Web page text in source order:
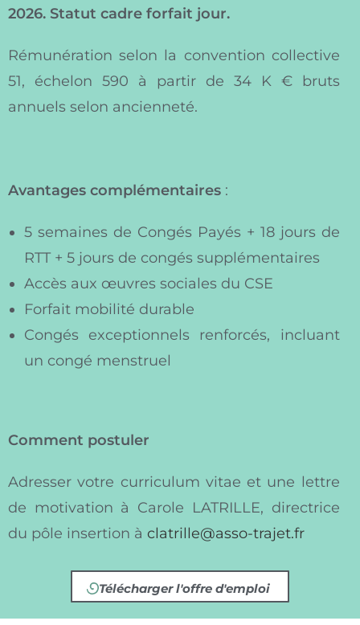
2026. Statut cadre forfait jour.
Rémunération selon la convention collective
51, échelon 590 à partir de 34 K € bruts
annuels selon ancienneté.
Avantages complémentaires :
5 semaines de Congés Payés + 18 jours de
RTT + 5 jours de congés supplémentaires
Accès aux œuvres sociales du CSE
Forfait mobilité durable
Congés exceptionnels renforcés, incluant
un congé menstruel
Comment postuler
Adresser votre curriculum vitae et une lettre
de motivation à Carole LATRILLE, directrice
du pôle insertion à clatrille@asso-trajet.fr
Télécharger l'offre d'emploi